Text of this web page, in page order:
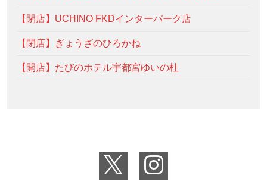
【閉店】UCHINO FKDインターパーク店
【閉店】ぎょうざのひろかね
【開店】たびのホテル宇都宮ゆいの杜